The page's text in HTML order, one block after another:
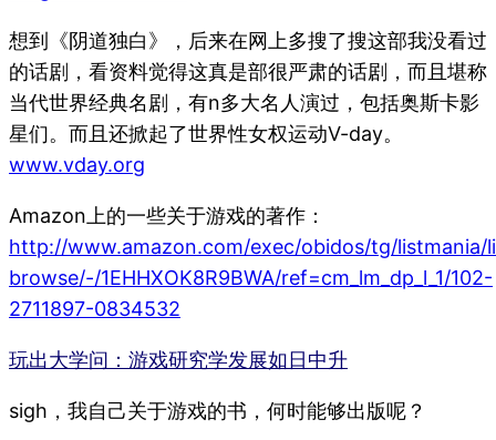
想到《阴道独白》，后来在网上多搜了搜这部我没看过
的话剧，看资料觉得这真是部很严肃的话剧，而且堪称
当代世界经典名剧，有n多大名人演过，包括奥斯卡影
星们。而且还掀起了世界性女权运动V-day。
www.vday.org
Amazon上的一些关于游戏的著作：
http://www.amazon.com/exec/obidos/tg/listmania/
browse/-/1EHHXOK8R9BWA/ref=cm_lm_dp_l_1/102-
2711897-0834532
玩出大学问：游戏研究学发展如日中升
sigh，我自己关于游戏的书，何时能够出版呢？